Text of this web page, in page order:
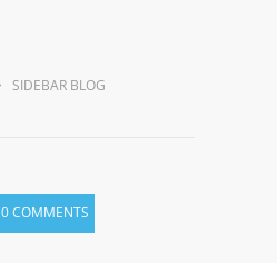
SIDEBAR BLOG
0 COMMENTS